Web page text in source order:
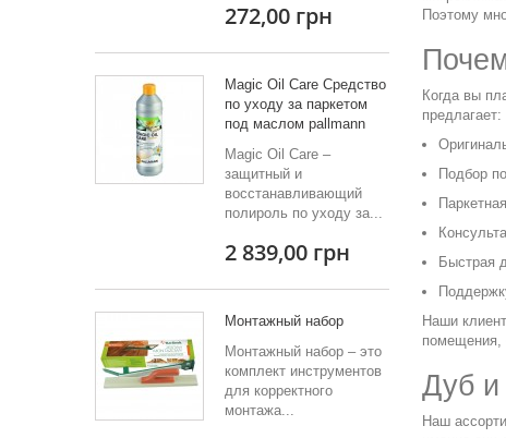
272,00 грн
Magic Oil Care Средство
по уходу за паркетом
под маслом pallmann
Magic Oil Care –
защитный и
восстанавливающий
полироль по уходу за...
2 839,00 грн
Монтажный набор
Монтажный набор – это
комплект инструментов
для корректного
монтажа...
Поэтому
Когда вы
предлагает:
Подбор
Быстрая
Наши
помещения,
Дуб и
Наш